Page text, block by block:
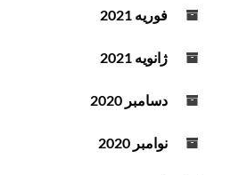
فوریه 2021
ژانویه 2021
دسامبر 2020
نوامبر 2020